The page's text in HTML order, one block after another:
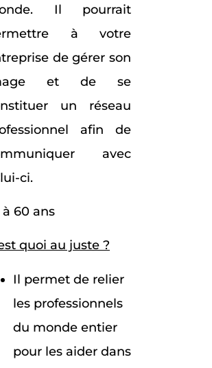
Il pourrait
à votre
de gérer son
et de se
un réseau
afin de
avec
ci.
à 60 ans
quoi au juste ?
Il permet de relier
les professionnels
du monde entier
pour les aider dans